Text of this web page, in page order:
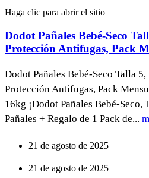
Haga clic para abrir el sitio
Dodot Pañales Bebé-Seco
Protección Antifugas, Pack
Dodot Pañales Bebé-Seco Talla 5,
Protección Antifugas, Pack
16kg ¡Dodot Pañales Bebé-
Pañales + Regalo de 1 Pack de...
21 de agosto de 2025
21 de agosto de 2025